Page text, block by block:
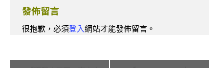
發佈留言
很抱歉，必須登入網站才能發佈留言。